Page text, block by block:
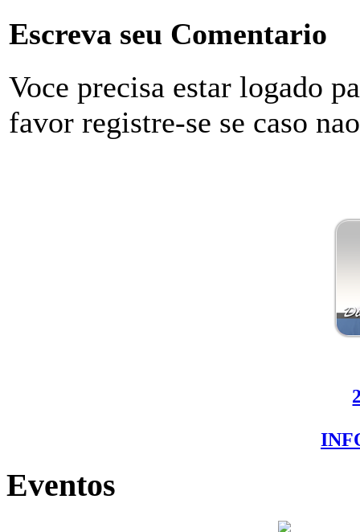
Escreva seu Comentario
Voce precisa estar logado
favor registre-se se caso
Eventos